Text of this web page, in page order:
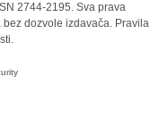
2744-2195. Sva prava
dozvole izdavača. Pravila